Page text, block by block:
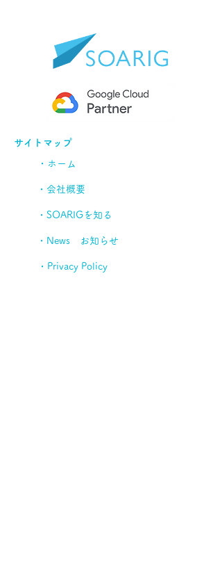
サイトマップ
・ホーム
・会社概要
・SOARIGを知る
・News お知らせ
・Privacy Policy